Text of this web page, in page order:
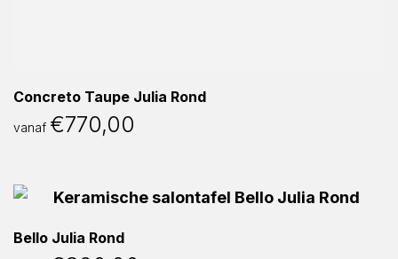
Concreto Taupe Julia Rond
vanaf €770,00
Bello Julia Rond